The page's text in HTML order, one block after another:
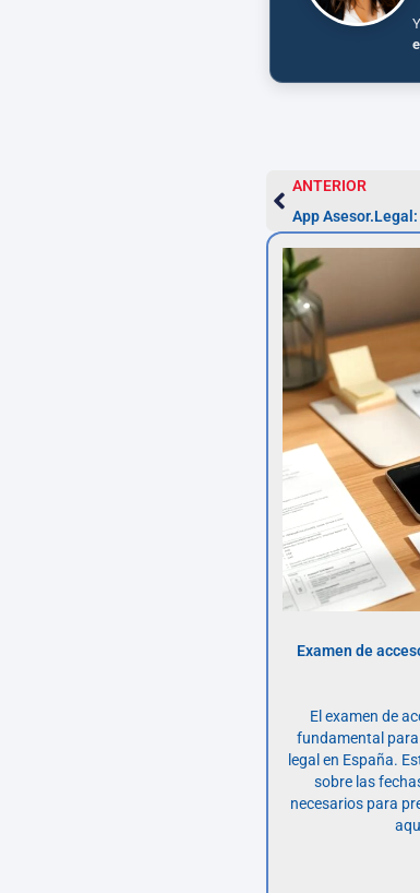
ANTERIOR
App
Examen de
El examen de
fundamental para
legal en España.
sobre las
necesarios para